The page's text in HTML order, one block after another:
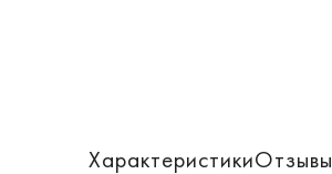
ХарактеристикиОтзывы